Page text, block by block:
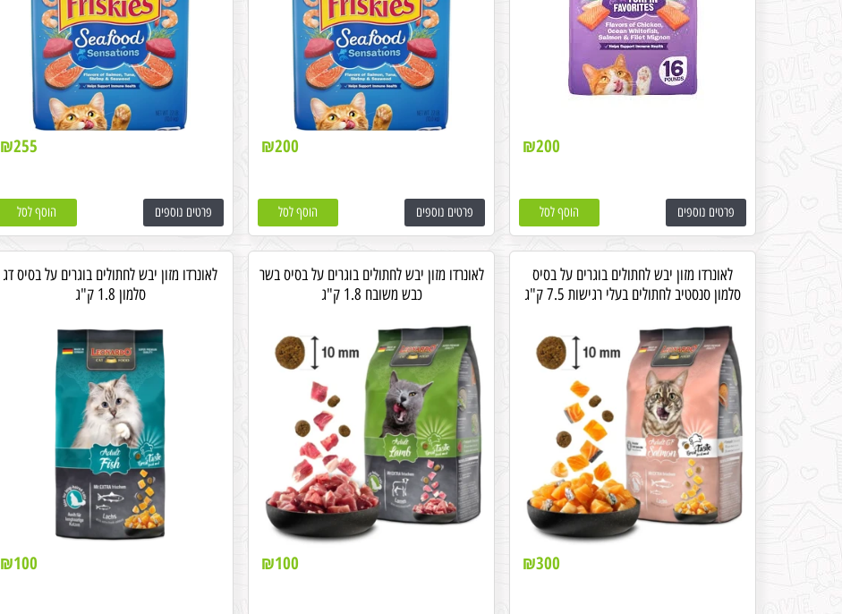
₪200
פרטים נוספים הוסף לסל
₪200
פרטים נוספים הוסף לסל
₪255
פרטים נוספים הוסף לסל
לאונרדו מזון יבש לחתולים בוגרים על בסיס
סלמון סנסטיב לחתולים בעלי רגישות 7.5 ק"ג
₪300
לאונרדו מזון יבש לחתולים בוגרים על בסיס בשר
כבש משובח 1.8 ק"ג
₪100
לאונרדו מזון יבש לחתולים בוגרים על בסיס דג
סלמון 1.8 ק"ג
₪100